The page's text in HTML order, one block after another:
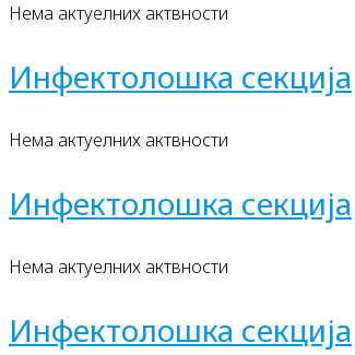
Нема актуелних актвности
Инфектолошка секција
Нема актуелних актвности
Инфектолошка секција
Нема актуелних актвности
Инфектолошка секција